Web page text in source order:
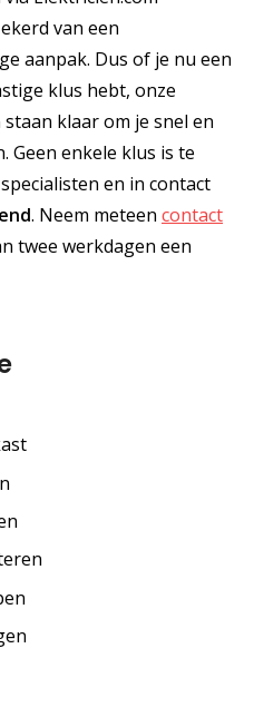
van een
aanpak. Dus of je nu een
klus hebt, onze
klaar om je snel en
Geen enkele klus is te
en in contact
. Neem meteen contact
twee werkdagen een